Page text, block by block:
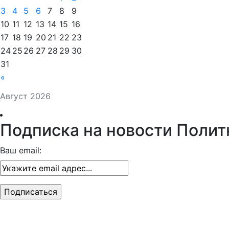
Август 2026
«
3
4 5 6 7 8
9
10 11 12 13 14 15 16
17 18 19 20 21 22 23
24 25 26 27 28 29 30
31
Подписка на новости
Ваш email: